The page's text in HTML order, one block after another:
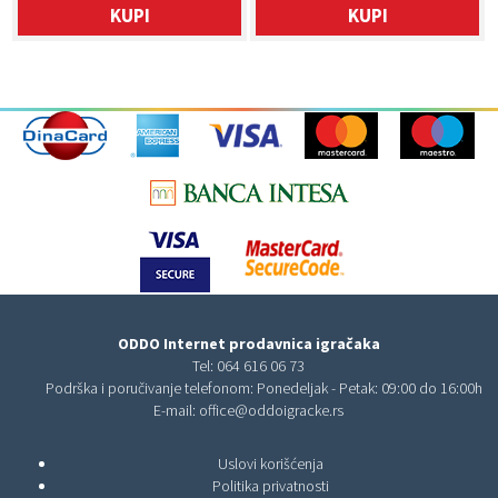
KUPI
KUPI
ODDO Internet prodavnica igračaka
Tel: 064 616 06 73
Podrška i poručivanje telefonom: Ponedeljak - Petak: 09:00 do 16:00h
E-mail: office@oddoigracke.rs
Uslovi korišćenja
Politika privatnosti